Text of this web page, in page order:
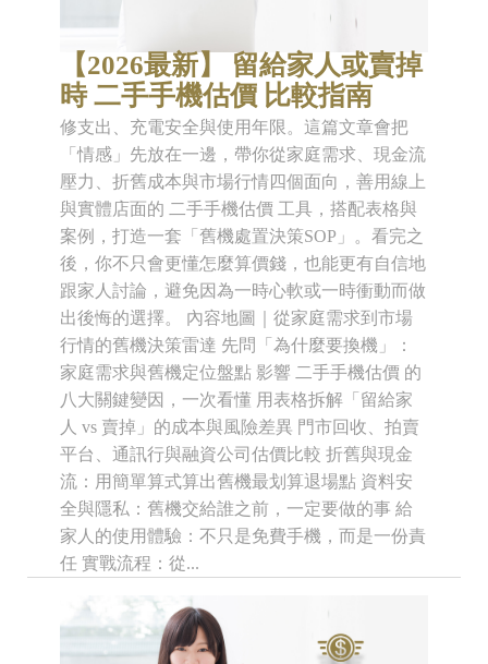
【2026最新】 留給家人或賣掉
時 二手手機估價 比較指南
修支出、充電安全與使用年限。這篇文章會把
「情感」先放在一邊，帶你從家庭需求、現金流
壓力、折舊成本與市場行情四個面向，善用線上
與實體店面的 二手手機估價 工具，搭配表格與
案例，打造一套「舊機處置決策SOP」。看完之
後，你不只會更懂怎麼算價錢，也能更有自信地
跟家人討論，避免因為一時心軟或一時衝動而做
出後悔的選擇。 內容地圖｜從家庭需求到市場
行情的舊機決策雷達 先問「為什麼要換機」：
家庭需求與舊機定位盤點 影響 二手手機估價 的
八大關鍵變因，一次看懂 用表格拆解「留給家
人 vs 賣掉」的成本與風險差異 門市回收、拍賣
平台、通訊行與融資公司估價比較 折舊與現金
流：用簡單算式算出舊機最划算退場點 資料安
全與隱私：舊機交給誰之前，一定要做的事 給
家人的使用體驗：不只是免費手機，而是一份責
任 實戰流程：從...